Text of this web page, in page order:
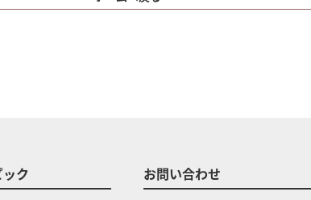
ク お問い合わせ